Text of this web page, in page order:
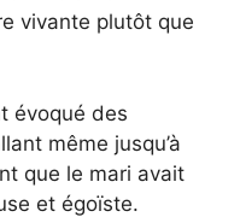
vivante plutôt que
évoqué des
même jusqu’à
que le mari avait
et égoïste.